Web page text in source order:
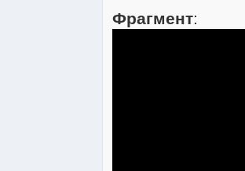
Людзі на балоце/02
Фрагмент: